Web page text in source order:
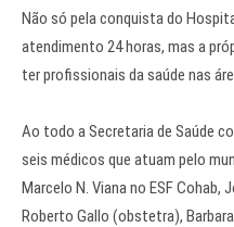
Não só pela conquista do
atendimento 24 horas, mas a
ter profissionais da saúde nas
Ao todo a Secretaria de Saúde
seis médicos que atuam pelo
Marcelo N. Viana no ESF Cohab,
Roberto Gallo (obstetra),